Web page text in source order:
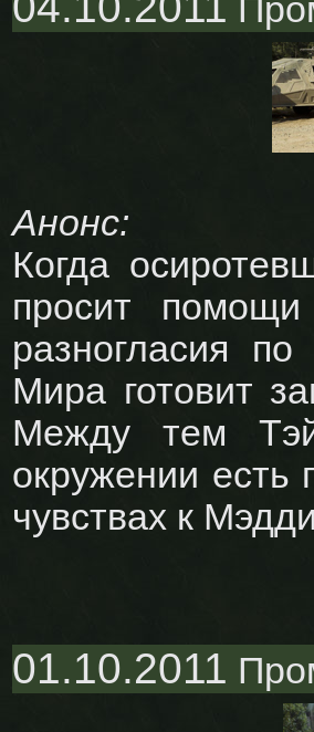
Анонс:
Когда
просит
разногласия
Мира готовит
Между тем
окружении есть
чувствах к
01.10.2011